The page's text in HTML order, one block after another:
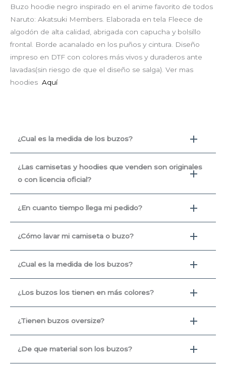
Buzo hoodie negro inspirado en el anime favorito de todos
Naruto: Akatsuki Members. Elaborada en tela Fleece de
algodón de alta calidad, abrigada con capucha y bolsillo
frontal. Borde acanalado en los puños y cintura. Diseño
impreso en DTF con colores más vivos y duraderos ante
lavadas(sin riesgo de que el diseño se salga). Ver mas
hoodies Aquí
¿Cual es la medida de los buzos?
¿Las camisetas y hoodies que venden son originales
o con licencia oficial?
¿En cuanto tiempo llega mi pedido?
¿Cómo lavar mi camiseta o buzo?
¿Cual es la medida de los buzos?
¿Los buzos los tienen en más colores?
¿Tienen buzos oversize?
¿De que material son los buzos?